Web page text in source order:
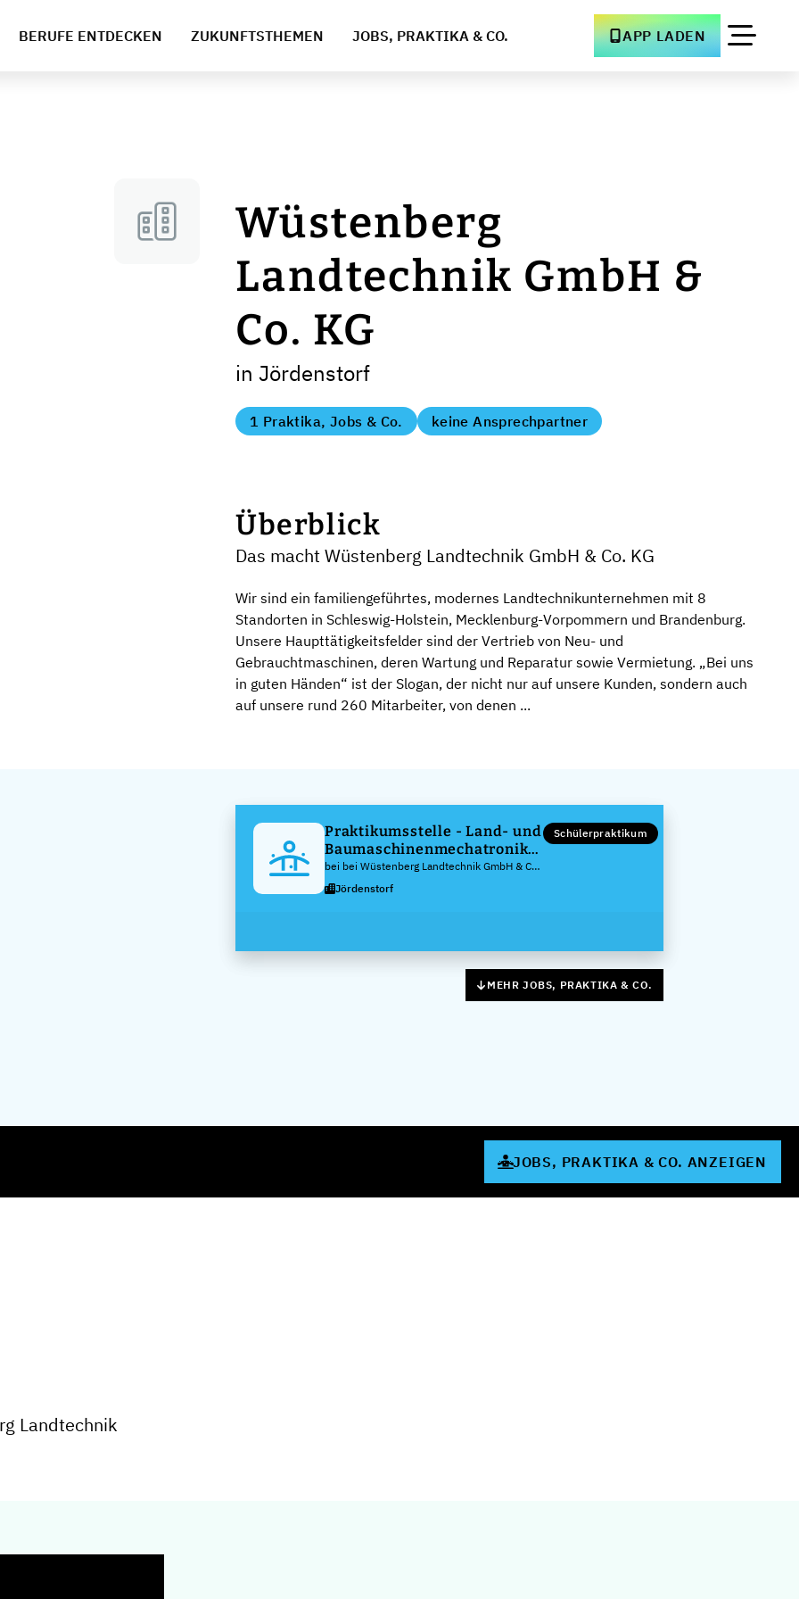
BERUFE ENTDECKEN ZUKUNFTSTHEMEN JOBS, PRAKTIKA & CO. APP LADEN
Wüstenberg
Landtechnik GmbH &
Co. KG
in Jördenstorf
1 Praktika, Jobs & Co. keine Ansprechpartner
Überblick
Das macht Wüstenberg Landtechnik GmbH & Co. KG
Wir sind ein familiengeführtes, modernes Landtechnikunternehmen mit 8
Standorten in Schleswig-Holstein, Mecklenburg-Vorpommern und Brandenburg.
Unsere Haupttätigkeitsfelder sind der Vertrieb von Neu- und
Gebrauchtmaschinen, deren Wartung und Reparatur sowie Vermietung. „Bei uns
in guten Händen“ ist der Slogan, der nicht nur auf unsere Kunden, sondern auch
auf unsere rund 260 Mitarbeiter, von denen ...
Praktikumsstelle - Land- und
Baumaschinenmechatroniker
(m/w/d)
bei bei Wüstenberg Landtechnik GmbH & Co.
KG
Schülerpraktikum
Jördenstorf
MEHR JOBS, PRAKTIKA & CO.
JOBS, PRAKTIKA & CO. ANZEIGEN
Landtechnik